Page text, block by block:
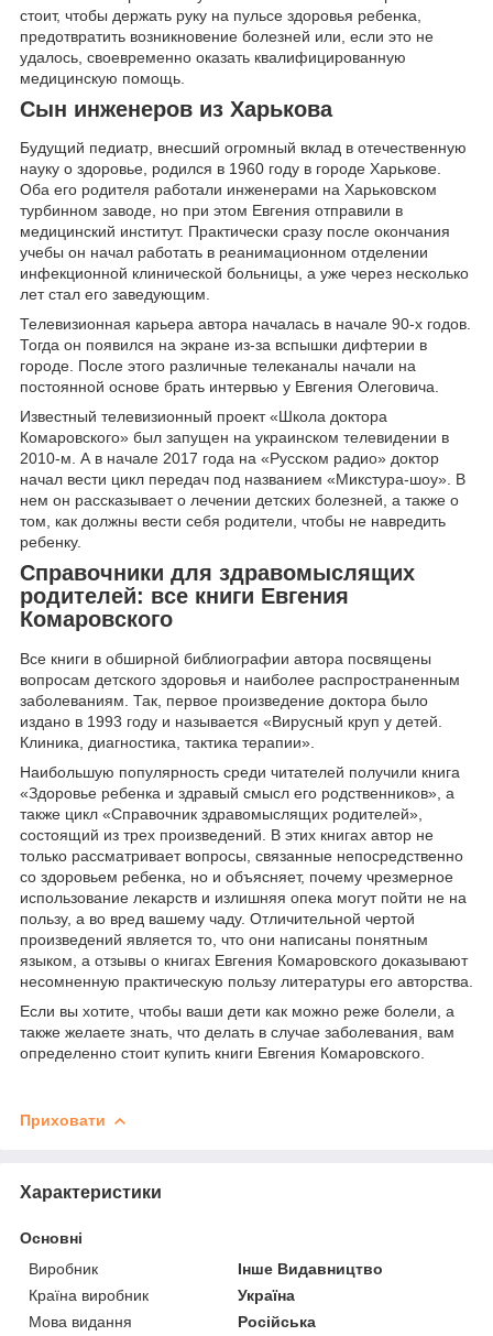
стоит, чтобы держать руку на пульсе здоровья ребенка,
предотвратить возникновение болезней или, если это не
удалось, своевременно оказать квалифицированную
медицинскую помощь.
Сын инженеров из Харькова
Будущий педиатр, внесший огромный вклад в отечественную
науку о здоровье, родился в 1960 году в городе Харькове.
Оба его родителя работали инженерами на Харьковском
турбинном заводе, но при этом Евгения отправили в
медицинский институт. Практически сразу после окончания
учебы он начал работать в реанимационном отделении
инфекционной клинической больницы, а уже через несколько
лет стал его заведующим.
Телевизионная карьера автора началась в начале 90-х годов.
Тогда он появился на экране из-за вспышки дифтерии в
городе. После этого различные телеканалы начали на
постоянной основе брать интервью у Евгения Олеговича.
Известный телевизионный проект «Школа доктора
Комаровского» был запущен на украинском телевидении в
2010-м. А в начале 2017 года на «Русском радио» доктор
начал вести цикл передач под названием «Микстура-шоу». В
нем он рассказывает о лечении детских болезней, а также о
том, как должны вести себя родители, чтобы не навредить
ребенку.
Справочники для здравомыслящих
родителей: все книги Евгения
Комаровского
Все книги в обширной библиографии автора посвящены
вопросам детского здоровья и наиболее распространенным
заболеваниям. Так, первое произведение доктора было
издано в 1993 году и называется «Вирусный круп у детей.
Клиника, диагностика, тактика терапии».
Наибольшую популярность среди читателей получили книга
«Здоровье ребенка и здравый смысл его родственников», а
также цикл «Справочник здравомыслящих родителей»,
состоящий из трех произведений. В этих книгах автор не
только рассматривает вопросы, связанные непосредственно
со здоровьем ребенка, но и объясняет, почему чрезмерное
использование лекарств и излишняя опека могут пойти не на
пользу, а во вред вашему чаду. Отличительной чертой
произведений является то, что они написаны понятным
языком, а отзывы о книгах Евгения Комаровского доказывают
несомненную практическую пользу литературы его авторства.
Если вы хотите, чтобы ваши дети как можно реже болели, а
также желаете знать, что делать в случае заболевания, вам
определенно стоит купить книги Евгения Комаровского.
Приховати
Характеристики
Основні
Виробник
Інше Видавництво
Країна виробник
Україна
Мова видання
Російська